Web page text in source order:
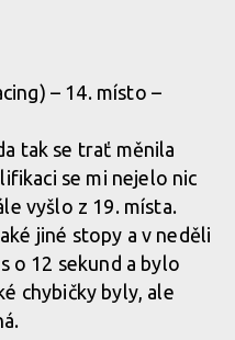
– 14. místo –
tak se trať měnila
se mi nejelo nic
vyšlo z 19. místa.
jiné stopy a v neděli
o 12 sekund a bylo
chybičky byly, ale